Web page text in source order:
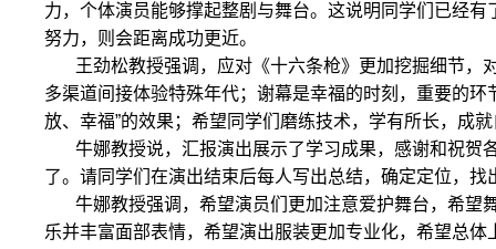
力，个体演员能够撑起整剧与舞台。这说明同学们已经有
努力，则会距离成功更近。
王劲松教授强调，应对《十六条枪》更加挖掘细节，
多渠道间接体验特殊年代；谢幕是幸福的时刻，重要的环
放、幸福”的效果；希望同学们磨练技术，学有所长，成
牛娜教授说，汇报演出展示了学习成果，感谢和祝贺
了。请同学们在演出结束后每人写出总结，确定定位，找
牛娜教授强调，希望演员们更加注意爱护舞台，希望
乐并丰富面部表情，希望演出服装更加专业化，希望总体